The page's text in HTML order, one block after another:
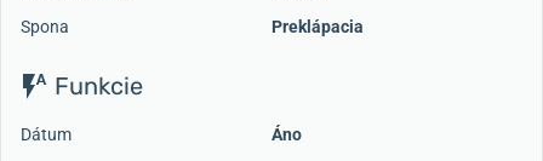
Spona
Preklápacia
Funkcie
Dátum
Áno